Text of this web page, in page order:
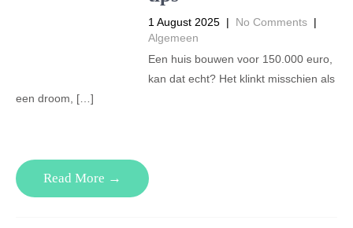
1 August 2025 | No Comments |
Algemeen
Een huis bouwen voor 150.000 euro,
kan dat echt? Het klinkt misschien als
een droom, […]
Read More →